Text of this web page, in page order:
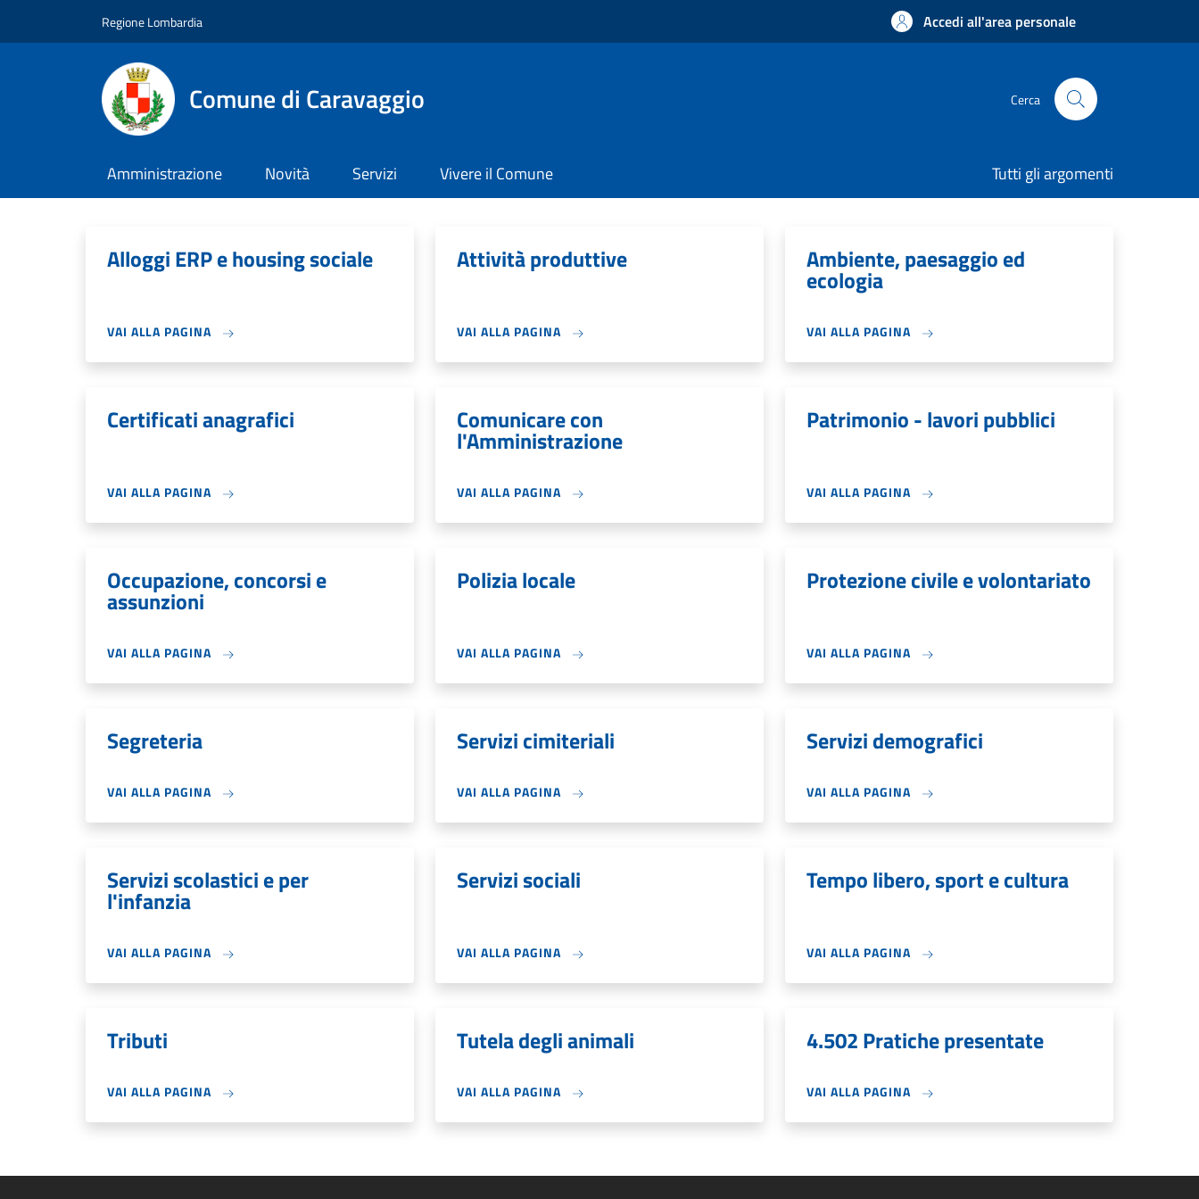
Regione Lombardia Accedi all'area personale
Comune di Caravaggio Cerca
Amministrazione Novità Servizi Vivere il Comune Tutti gli argomenti
Alloggi ERP e housing sociale
VAI ALLA PAGINA
Attività produttive
VAI ALLA PAGINA
Ambiente, paesaggio ed
ecologia
VAI ALLA PAGINA
Certificati anagrafici
VAI ALLA PAGINA
Comunicare con
l'Amministrazione
VAI ALLA PAGINA
Patrimonio - lavori pubblici
VAI ALLA PAGINA
Occupazione, concorsi e
assunzioni
VAI ALLA PAGINA
Polizia locale
VAI ALLA PAGINA
Protezione civile e volontariato
VAI ALLA PAGINA
Segreteria
VAI ALLA PAGINA
Servizi cimiteriali
VAI ALLA PAGINA
Servizi demografici
VAI ALLA PAGINA
Servizi scolastici e per
l'infanzia
VAI ALLA PAGINA
Servizi sociali
VAI ALLA PAGINA
Tempo libero, sport e cultura
VAI ALLA PAGINA
Tributi
VAI ALLA PAGINA
Tutela degli animali
VAI ALLA PAGINA
4.502 Pratiche presentate
VAI ALLA PAGINA